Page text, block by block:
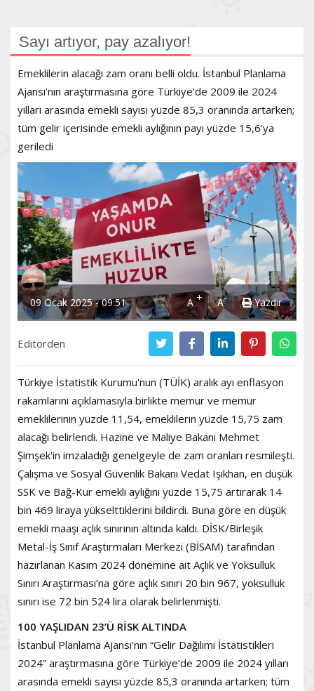
Sayı artıyor, pay azalıyor!
Emeklilerin alacağı zam oranı belli oldu. İstanbul Planlama
Ajansı’nın araştırmasına göre Türkiye’de 2009 ile 2024
yılları arasında emekli sayısı yüzde 85,3 oranında artarken;
tüm gelir içerisinde emekli aylığının payı yüzde 15,6’ya
geriledi
09 Ocak 2025 - 09:51 A+ A- Yazdır
Editörden
Türkiye İstatistik Kurumu'nun (TÜİK) aralık ayı enflasyon
rakamlarını açıklamasıyla birlikte memur ve memur
emeklilerinin yüzde 11,54, emeklilerin yüzde 15,75 zam
alacağı belirlendi. Hazine ve Maliye Bakanı Mehmet
Şimşek'in imzaladığı genelgeyle de zam oranları resmileşti.
Çalışma ve Sosyal Güvenlik Bakanı Vedat Işıkhan, en düşük
SSK ve Bağ-Kur emekli aylığını yüzde 15,75 artırarak 14
bin 469 liraya yükselttiklerini bildirdi. Buna göre en düşük
emekli maaşı açlık sınırının altında kaldı. DİSK/Birleşik
Metal-İş Sınıf Araştırmaları Merkezi (BİSAM) tarafından
hazırlanan Kasım 2024 dönemine ait Açlık ve Yoksulluk
Sınırı Araştırması’na göre açlık sınırı 20 bin 967, yoksulluk
sınırı ise 72 bin 524 lira olarak belirlenmişti.
100 YAŞLIDAN 23’Ü RİSK ALTINDA
İstanbul Planlama Ajansı’nın “Gelir Dağılımı İstatistikleri
2024” araştırmasına göre Türkiye’de 2009 ile 2024 yılları
arasında emekli sayısı yüzde 85,3 oranında artarken; tüm